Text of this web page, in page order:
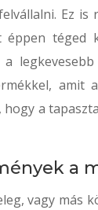
Ez
téged
amit
a
a
vagy más